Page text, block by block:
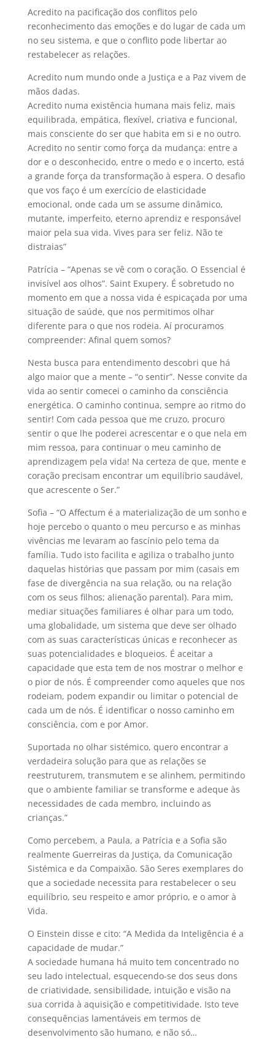
Acredito na pacificação dos conflitos pelo
reconhecimento das emoções e do lugar de cada um
no seu sistema, e que o conflito pode libertar ao
restabelecer as relações.
Acredito num mundo onde a Justiça e a Paz vivem de
mãos dadas.
Acredito numa existência humana mais feliz, mais
equilibrada, empática, flexível, criativa e funcional,
mais consciente do ser que habita em si e no outro.
Acredito no sentir como força da mudança: entre a
dor e o desconhecido, entre o medo e o incerto, está
a grande força da transformação à espera. O desafio
que vos faço é um exercício de elasticidade
emocional, onde cada um se assume dinâmico,
mutante, imperfeito, eterno aprendiz e responsável
maior pela sua vida. Vives para ser feliz. Não te
distraias”
Patrícia – “Apenas se vê com o coração. O Essencial é
invisível aos olhos”. Saint Exupery. É sobretudo no
momento em que a nossa vida é espicaçada por uma
situação de saúde, que nos permitimos olhar
diferente para o que nos rodeia. Aí procuramos
compreender: Afinal quem somos?
Nesta busca para entendimento descobri que há
algo maior que a mente – “o sentir”. Nesse convite da
vida ao sentir comecei o caminho da consciência
energética. O caminho continua, sempre ao ritmo do
sentir! Com cada pessoa que me cruzo, procuro
sentir o que lhe poderei acrescentar e o que nela em
mim ressoa, para continuar o meu caminho de
aprendizagem pela vida! Na certeza de que, mente e
coração precisam encontrar um equilíbrio saudável,
que acrescente o Ser.”
Sofia – “O Affectum é a materialização de um sonho e
hoje percebo o quanto o meu percurso e as minhas
vivências me levaram ao fascínio pelo tema da
família. Tudo isto facilita e agiliza o trabalho junto
daquelas histórias que passam por mim (casais em
fase de divergência na sua relação, ou na relação
com os seus filhos; alienação parental). Para mim,
mediar situações familiares é olhar para um todo,
uma globalidade, um sistema que deve ser olhado
com as suas características únicas e reconhecer as
suas potencialidades e bloqueios. É aceitar a
capacidade que esta tem de nos mostrar o melhor e
o pior de nós. É compreender como aqueles que nos
rodeiam, podem expandir ou limitar o potencial de
cada um de nós. É identificar o nosso caminho em
consciência, com e por Amor.
Suportada no olhar sistémico, quero encontrar a
verdadeira solução para que as relações se
reestruturem, transmutem e se alinhem, permitindo
que o ambiente familiar se transforme e adeque às
necessidades de cada membro, incluindo as
crianças.”
Como percebem, a Paula, a Patrícia e a Sofia são
realmente Guerreiras da Justiça, da Comunicação
Sistémica e da Compaixão. São Seres exemplares do
que a sociedade necessita para restabelecer o seu
equilíbrio, seu respeito e amor próprio, e o amor à
Vida.
O Einstein disse e cito: “A Medida da Inteligência é a
capacidade de mudar.”
A sociedade humana há muito tem concentrado no
seu lado intelectual, esquecendo-se dos seus dons
de criatividade, sensibilidade, intuição e visão na
sua corrida à aquisição e competitividade. Isto teve
consequências lamentáveis em termos de
desenvolvimento são humano, e não só…